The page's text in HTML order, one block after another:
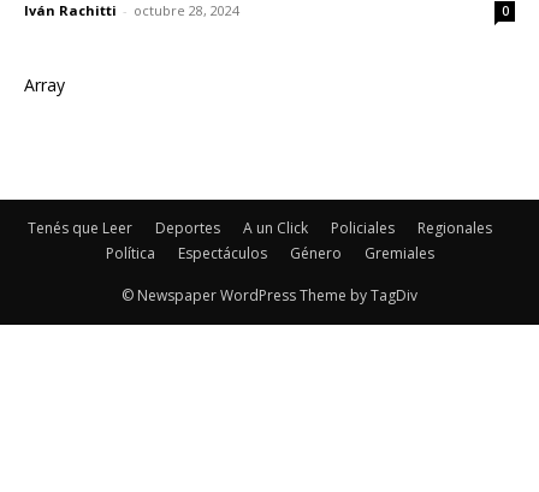
Iván Rachitti - octubre 28, 2024 0
Array
Tenés que Leer Deportes A un Click Policiales
Regionales
Política
Espectáculos Género Gremiales
© Newspaper WordPress Theme by TagDiv